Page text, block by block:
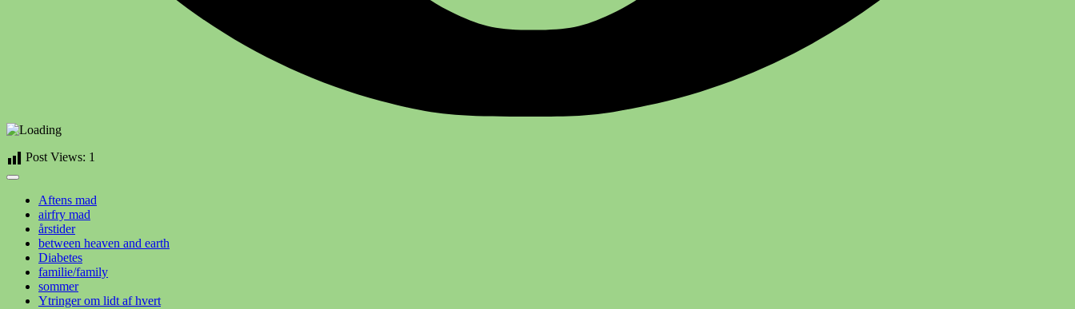
Post Views: 1
Aftens mad
airfry mad
årstider
between heaven and earth
Diabetes
familie/family
sommer
Ytringer om lidt af hvert